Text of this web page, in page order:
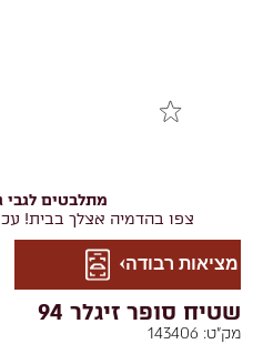
שטיח סופר זיגלר 94
מק"ט: 143406
מתלבטים לגבי
צפו בהדמיה אצלך בבית!
מציאות רבודה